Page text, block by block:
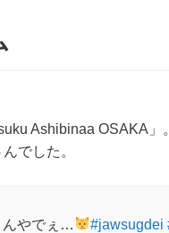
Ashibinaa OSAKA」。
でした。
んやでぇ… #jawsugdei